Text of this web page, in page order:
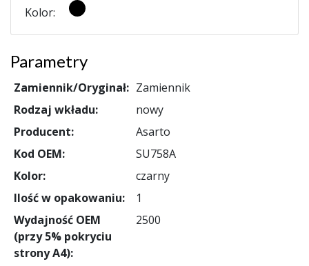
Kolor:
Parametry
Zamiennik/Oryginał: Zamiennik
Rodzaj wkładu:
nowy
Producent:
Asarto
Kod OEM:
SU758A
Kolor:
czarny
Ilość w opakowaniu:
1
Wydajność OEM
(przy 5% pokryciu
strony A4):
2500